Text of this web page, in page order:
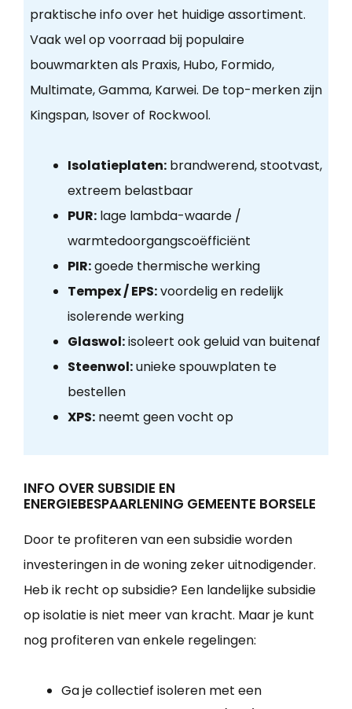
praktische info over het huidige assortiment.
Vaak wel op voorraad bij populaire
bouwmarkten als Praxis, Hubo, Formido,
Multimate, Gamma, Karwei. De top-merken zijn
Kingspan, Isover of Rockwool.
Isolatieplaten:brandwerend, stootvast,
extreem belastbaar
PUR:lage lambda-waarde /
warmtedoorgangscoëfficiënt
PIR:goede thermische werking
Tempex / EPS:voordelig en redelijk
isolerende werking
Glaswol:isoleert ook geluid van buitenaf
Steenwol:unieke spouwplaten te
bestellen
XPS:neemt geen vocht op
INFO OVER SUBSIDIE EN
ENERGIEBESPAARLENING GEMEENTE BORSELE
Door te profiteren van een subsidie worden
investeringen in de woning zeker uitnodigender.
Heb ik recht op subsidie? Een landelijke subsidie
op isolatie is niet meer van kracht. Maar je kunt
nog profiteren van enkele regelingen:
Ga je collectief isoleren met een